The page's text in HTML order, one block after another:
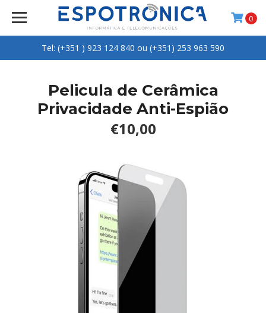
Tel: (+351 ) 923 124 840 ou (+351) 253 963 590
0
Pelicula de Cerâmica
Privacidade Anti-Espião
€10,00